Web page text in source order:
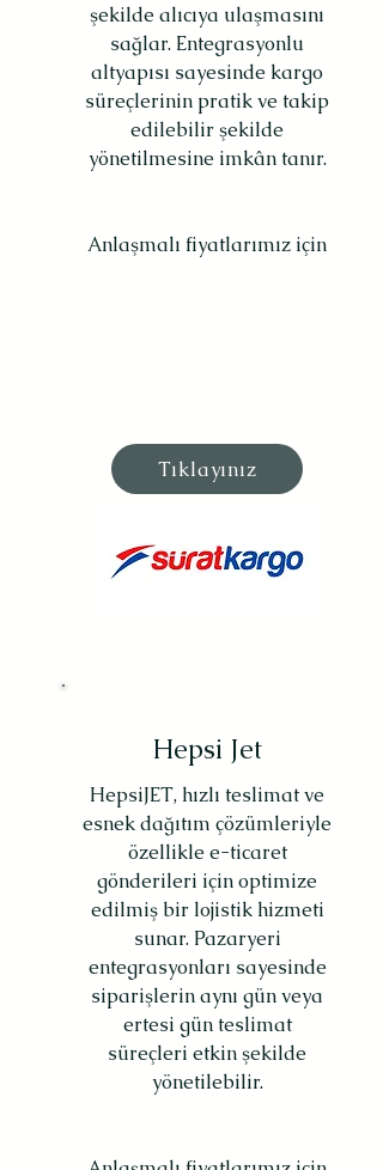
şekilde alıcıya ulaşmasını
sağlar. Entegrasyonlu
altyapısı sayesinde kargo
süreçlerinin pratik ve takip
edilebilir şekilde
yönetilmesine imkân tanır.
​​​Anlaşmalı fiyatlarımız için​​
Tıklayınız
Hepsi Jet
HepsiJET, hızlı teslimat ve
esnek dağıtım çözümleriyle
özellikle e-ticaret
gönderileri için optimize
edilmiş bir lojistik hizmeti
sunar. Pazaryeri
entegrasyonları sayesinde
siparişlerin aynı gün veya
ertesi gün teslimat
süreçleri etkin şekilde
yönetilebilir.